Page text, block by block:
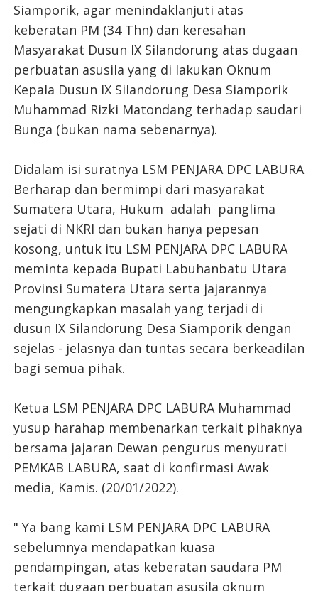
Siamporik, agar menindaklanjuti atas
keberatan PM (34 Thn) dan keresahan
Masyarakat Dusun IX Silandorung atas dugaan
perbuatan asusila yang di lakukan Oknum
Kepala Dusun IX Silandorung Desa Siamporik
Muhammad Rizki Matondang terhadap saudari
Bunga (bukan nama sebenarnya).
Didalam isi suratnya LSM PENJARA DPC LABURA
Berharap dan bermimpi dari masyarakat
Sumatera Utara, Hukum adalah panglima
sejati di NKRI dan bukan hanya pepesan
kosong, untuk itu LSM PENJARA DPC LABURA
meminta kepada Bupati Labuhanbatu Utara
Provinsi Sumatera Utara serta jajarannya
mengungkapkan masalah yang terjadi di
dusun IX Silandorung Desa Siamporik dengan
sejelas - jelasnya dan tuntas secara berkeadilan
bagi semua pihak.
Ketua LSM PENJARA DPC LABURA Muhammad
yusup harahap membenarkan terkait pihaknya
bersama jajaran Dewan pengurus menyurati
PEMKAB LABURA, saat di konfirmasi Awak
media, Kamis. (20/01/2022).
" Ya bang kami LSM PENJARA DPC LABURA
sebelumnya mendapatkan kuasa
pendampingan, atas keberatan saudara PM
terkait dugaan perbuatan asusila oknum